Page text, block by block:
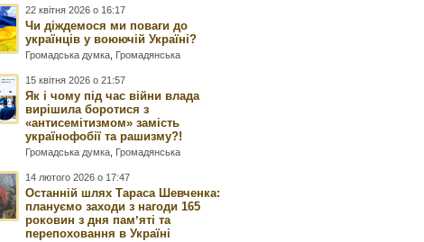
22 квітня 2026 о 16:17
Чи діждемося ми поваги до
українців у воюючій Україні?
Громадська думка Громадянська
15 квітня 2026 о 21:57
Як і чому під час війни влада
вирішила боротися з
«антисемітизмом» замість
українофобії та рашизму?!
Громадська думка Громадянська
14 лютого 2026 о 17:47
Останній шлях Тараса Шевченка:
плануємо заходи з нагоди 165
роковин з дня памʼяті та
перепоховання в Україні